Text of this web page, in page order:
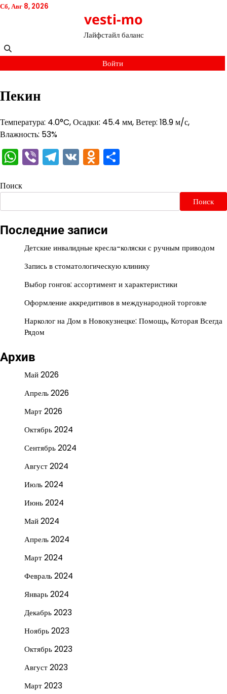
Перейти
Сб, Авг 8, 2026
vesti-mo
Лайфстайл баланс
Войти
Пекин
Температура: 4.0°C, Осадки: 45.4 мм, Ветер: 18.9 м/с,
Влажность: 53%
WhatsApp
ViberTelegram
VKOdnoklassniki
Поиск
Поиск
Последние записи
Детские инвалидные кресла-коляски с ручным приводом
Запись в стоматологическую клинику
Выбор гонгов: ассортимент и характеристики
Оформление аккредитивов в международной торговле
Нарколог на Дом в Новокузнецке: Помощь, Которая Всегда
Рядом
Архив
Май 2026
Апрель 2026
Март 2026
Октябрь 2024
Сентябрь 2024
Август 2024
Июль 2024
Июнь 2024
Май 2024
Апрель 2024
Март 2024
Февраль 2024
Январь 2024
Декабрь 2023
Ноябрь 2023
Октябрь 2023
Август 2023
Март 2023